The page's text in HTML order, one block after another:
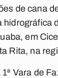
de cana
hidrográfica
em
Rita, na
Vara de